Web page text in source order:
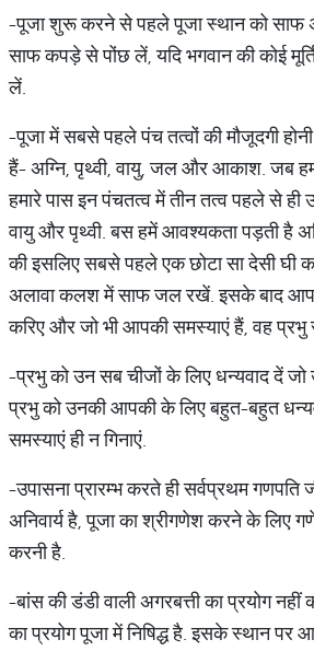
-पूजा शुरू करने से पहले पूजा स्थान को साफ
साफ कपड़े से पोंछ लें, यदि भगवान की कोई
लें.
-पूजा में सबसे पहले पंच तत्वों की मौजूदगी
हैं- अग्नि, पृथ्वी, वायु, जल और आकाश. जब
हमारे पास इन पंचतत्व में तीन तत्व पहले से
वायु और पृथ्वी. बस हमें आवश्यकता पड़ती है
की इसलिए सबसे पहले एक छोटा सा देसी घी
अलावा कलश में साफ जल रखें. इसके बाद
करिए और जो भी आपकी समस्याएं हैं, वह
-प्रभु को उन सब चीजों के लिए धन्‍यवाद दें जो
प्रभु को उनकी आपकी के लिए बहुत-बहुत
समस्‍याएं ही न गिनाएं.
-उपासना प्रारम्भ करते ही सर्वप्रथम गणपति
अनिवार्य है, पूजा का श्रीगणेश करने के लिए
करनी है.
-बांस की डंडी वाली अगरबत्ती का प्रयोग नहीं
का प्रयोग पूजा में निषिद्ध है. इसके स्थान पर